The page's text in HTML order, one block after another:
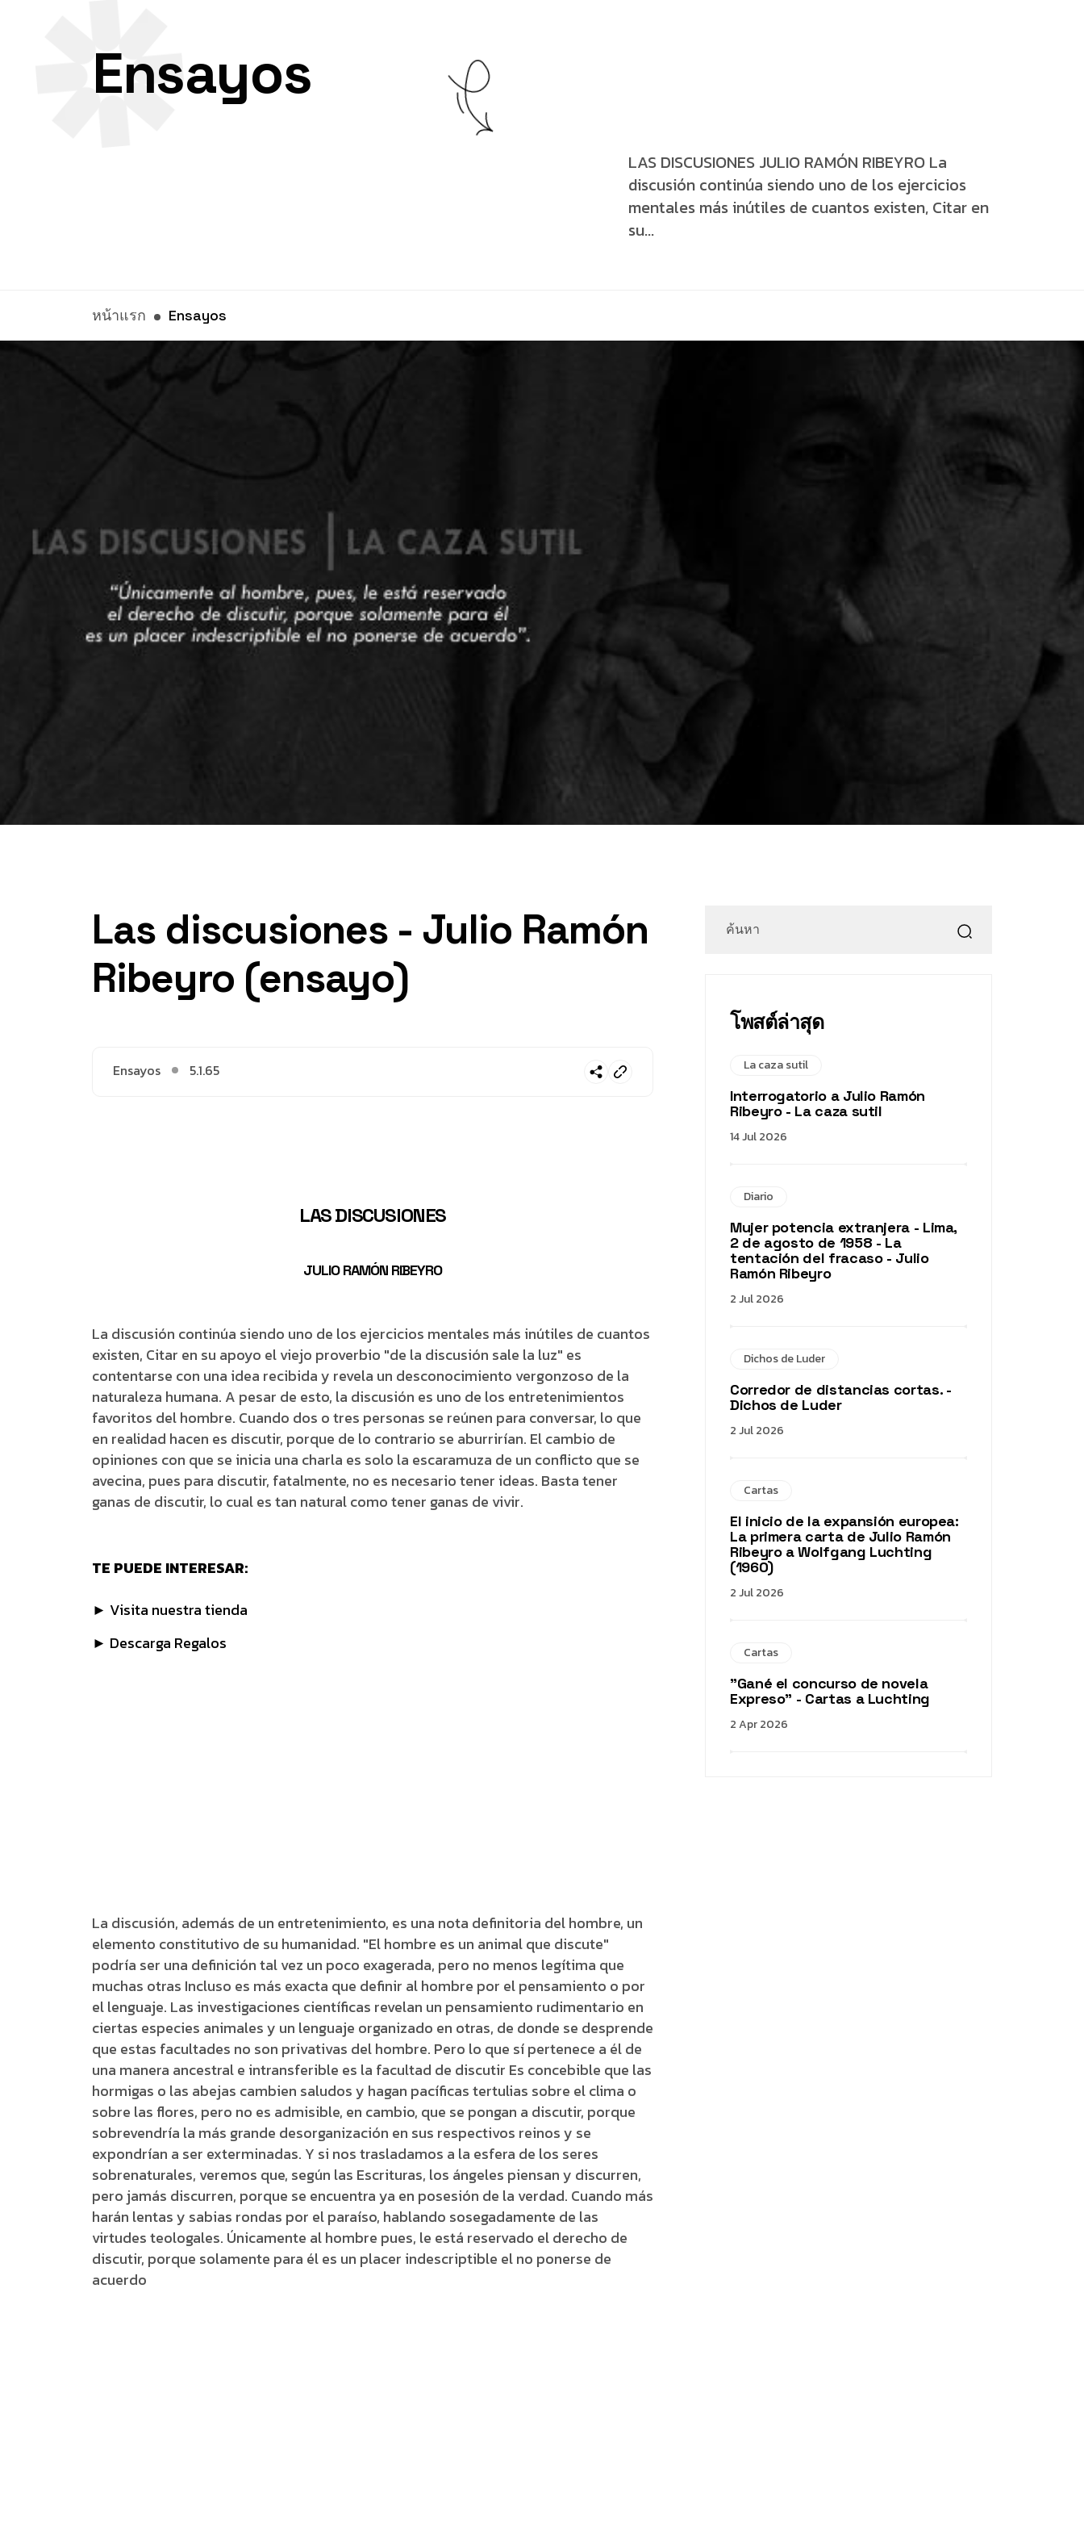
Ensayos
LAS DISCUSIONES JULIO RAMÓN RIBEYRO La
discusión continúa siendo uno de los ejercicios
mentales más inútiles de cuantos existen, Citar en
su...
หน้าแรก Ensayos
Las discusiones - Julio Ramón
Ribeyro (ensayo)
Ensayos 5.1.65
LAS DISCUSIONES
JULIO RAMÓN RIBEYRO
La discusión continúa siendo uno de los ejercicios mentales más inútiles de cuantos
existen, Citar en su apoyo el viejo proverbio "de la discusión sale la luz" es
contentarse con una idea recibida y revela un desconocimiento vergonzoso de la
naturaleza humana. A pesar de esto, la discusión es uno de los entretenimientos
favoritos del hombre. Cuando dos o tres personas se reúnen para conversar, lo que
en realidad hacen es discutir, porque de lo contrario se aburrirían. El cambio de
opiniones con que se inicia una charla es solo la escaramuza de un conflicto que se
avecina, pues para discutir, fatalmente, no es necesario tener ideas. Basta tener
ganas de discutir, lo cual es tan natural como tener ganas de vivir.
TE PUEDE INTERESAR:
► Visita nuestra tienda
► Descarga Regalos
La discusión, además de un entretenimiento, es una nota definitoria del hombre, un
elemento constitutivo de su humanidad. "El hombre es un animal que discute"
podría ser una definición tal vez un poco exagerada, pero no menos legítima que
muchas otras Incluso es más exacta que definir al hombre por el pensamiento o por
el lenguaje. Las investigaciones científicas revelan un pensamiento rudimentario en
ciertas especies animales y un lenguaje organizado en otras, de donde se desprende
que estas facultades no son privativas del hombre. Pero lo que sí pertenece a él de
una manera ancestral e intransferible es la facultad de discutir Es concebible que las
hormigas o las abejas cambien saludos y hagan pacíficas tertulias sobre el clima o
sobre las flores, pero no es admisible, en cambio, que se pongan a discutir, porque
sobrevendría la más grande desorganización en sus respectivos reinos y se
expondrían a ser exterminadas. Y si nos trasladamos a la esfera de los seres
sobrenaturales, veremos que, según las Escrituras, los ángeles piensan y discurren,
pero jamás discurren, porque se encuentra ya en posesión de la verdad. Cuando más
harán lentas y sabias rondas por el paraíso, hablando sosegadamente de las
virtudes teologales. Únicamente al hombre pues, le está reservado el derecho de
discutir, porque solamente para él es un placer indescriptible el no ponerse de
acuerdo
โพสต์ล่าสุด
La caza sutil
Interrogatorio a Julio Ramón
Ribeyro - La caza sutil
14 Jul 2026
Diario
Mujer potencia extranjera - Lima,
2 de agosto de 1958 - La
tentación del fracaso - Julio
Ramón Ribeyro
2 Jul 2026
Dichos de Luder
Corredor de distancias cortas. -
Dichos de Luder
2 Jul 2026
Cartas
El inicio de la expansión europea:
La primera carta de Julio Ramón
Ribeyro a Wolfgang Luchting
(1960)
2 Jul 2026
Cartas
"Gané el concurso de novela
Expreso" - Cartas a Luchting
2 Apr 2026